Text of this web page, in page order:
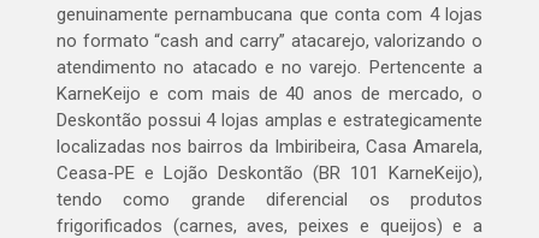
genuinamente pernambucana que conta com 4 lojas
no formato “cash and carry” atacarejo, valorizando o
atendimento no atacado e no varejo. Pertencente a
KarneKeijo e com mais de 40 anos de mercado, o
Deskontão possui 4 lojas amplas e estrategicamente
localizadas nos bairros da Imbiribeira, Casa Amarela,
Ceasa-PE e Lojão Deskontão (BR 101 KarneKeijo),
tendo como grande diferencial os produtos
frigorificados (carnes, aves, peixes e queijos) e a